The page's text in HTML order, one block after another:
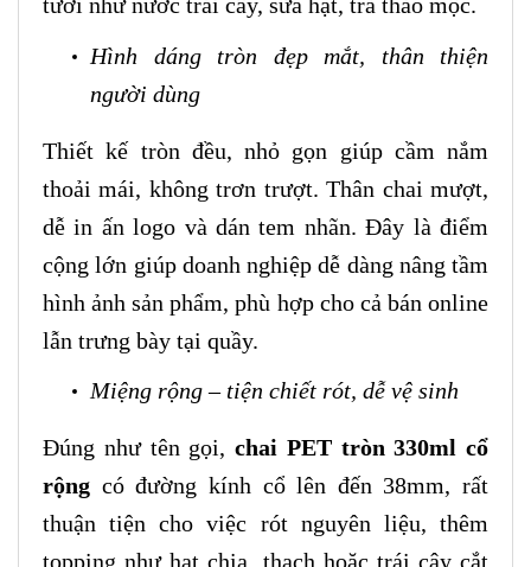
Hình dáng tròn đẹp mắt, thân thiện
người dùng
Thiết kế tròn đều, nhỏ gọn giúp cầm nắm
thoải mái, không trơn trượt. Thân chai mượt,
dễ in ấn logo và dán tem nhãn. Đây là điểm
cộng lớn giúp doanh nghiệp dễ dàng nâng tầm
hình ảnh sản phẩm, phù hợp cho cả bán online
lẫn trưng bày tại quầy.
Miệng rộng – tiện chiết rót, dễ vệ sinh
Đúng như tên gọi, chai PET tròn 330ml cổ
rộng có đường kính cổ lên đến 38mm, rất
thuận tiện cho việc rót nguyên liệu, thêm
topping như hạt chia, thạch hoặc trái cây cắt